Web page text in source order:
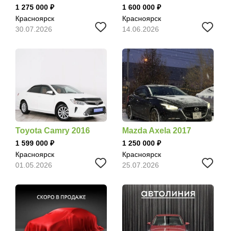
1 275 000
Красноярск
30.07.2026
1 600 000
Красноярск
14.06.2026
Toyota Camry 2016
1 599 000
Красноярск
01.05.2026
Mazda Axela 2017
1 250 000
Красноярск
25.07.2026